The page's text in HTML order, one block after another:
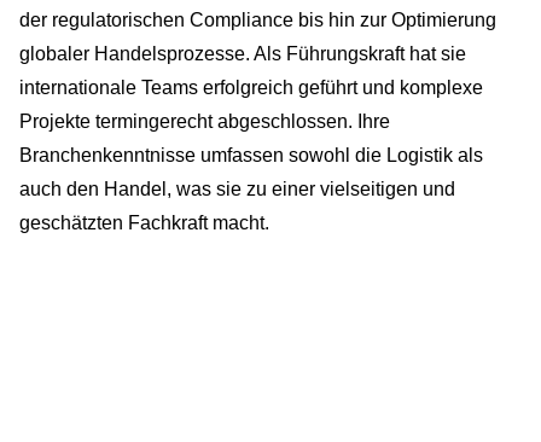
der regulatorischen Compliance bis hin zur Optimierung
globaler Handelsprozesse. Als Führungskraft hat sie
internationale Teams erfolgreich geführt und komplexe
Projekte termingerecht abgeschlossen. Ihre
Branchenkenntnisse umfassen sowohl die Logistik als
auch den Handel, was sie zu einer vielseitigen und
geschätzten Fachkraft macht.